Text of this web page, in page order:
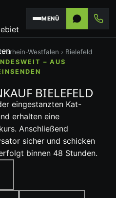
MENÜ
Westfalen › Bielefeld
– AUS
BIELEFELD
eingestanzten Kat-
erhalten eine
Anschließend
sicher und schicken
binnen 48 Stunden.